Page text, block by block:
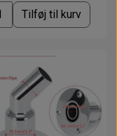
Tilføj til kurv